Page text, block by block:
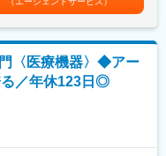
従業員数570名規模を誇る調
は単なる機械装置ではな
ることで調剤業務の効率化
特に1980年代から他社に先
販売網を拡大してきまし
安定的に伸びているため経
ート業務 等
型業務は既存メンバーが担
に必要な数値を整理・把握
、経理業務全体を支えてい
完的にExcelを用いた経理業
〈医療機器〉◆アー
る／年休123日◎